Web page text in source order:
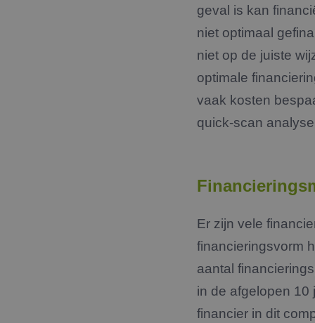
geval is kan
niet optimaal
niet op de juiste
optimale
vaak kosten
quick-scan
Er zijn vele
financieringsvorm
aantal
in de afgelopen 10
financier in dit
_GRECAPTCHA
__cf_bm
Naam
bcookie
Aanbieder
Domein
FPAU
Naam
_clck_backup